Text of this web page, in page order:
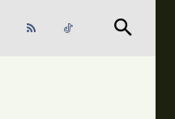
Căutare